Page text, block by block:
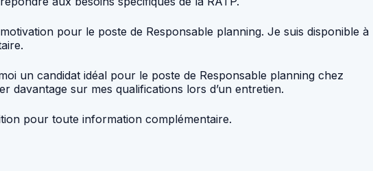
pour le poste de Responsable planning. Je suis disponible à
un candidat idéal pour le poste de Responsable planning chez
davantage sur mes qualifications lors d’un entretien.
pour toute information complémentaire.